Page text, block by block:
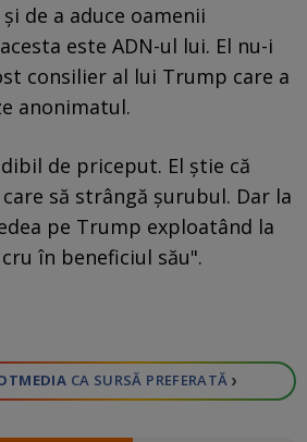
de a aduce oamenii
este ADN-ul lui. El nu-i
consilier al lui Trump care a
anonimatul.
de priceput. El știe că
să strângă șurubul. Dar la
pe Trump exploatând la
în beneficiul său".
CA SURSĂ PREFERATĂ ›